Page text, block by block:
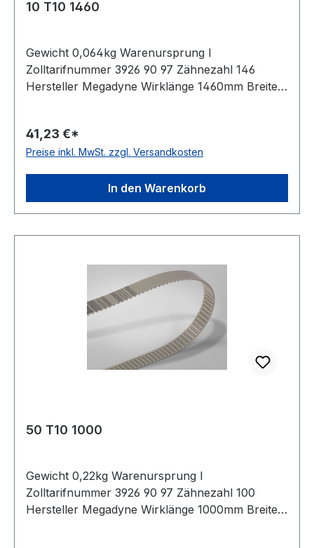
10 T10 1460
Gewicht 0,064kg Warenursprung I
Zolltarifnummer 3926 90 97 Zähnezahl 146
Hersteller Megadyne Wirklänge 1460mm Breite
Norm DIN 7721 antistatisch nein
41,23 €*
Preise inkl. MwSt. zzgl. Versandkosten
In den Warenkorb
50 T10 1000
Gewicht 0,22kg Warenursprung I
Zolltarifnummer 3926 90 97 Zähnezahl 100
Hersteller Megadyne Wirklänge 1000mm Breite